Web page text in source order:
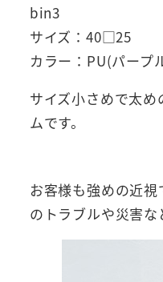
bin3
サイズ：40□25
カラー：PU(パープ
サイズ小さめで太
ムです。
お客様も強めの近
のトラブルや災害な